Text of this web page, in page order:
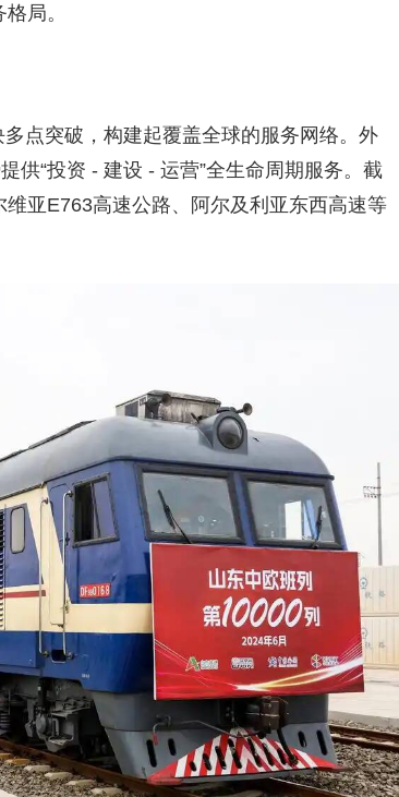
局。
点突破，构建起覆盖全球的服务网络。外
供“投资 - 建设 - 运营”全生命周期服务。截
亚E763高速公路、阿尔及利亚东西高速等